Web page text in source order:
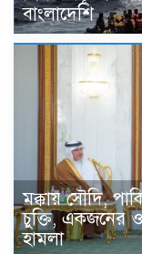
বাংলাদেশি
মক্কায় সৌদি,
চুক্তি, একজনের
হামলা